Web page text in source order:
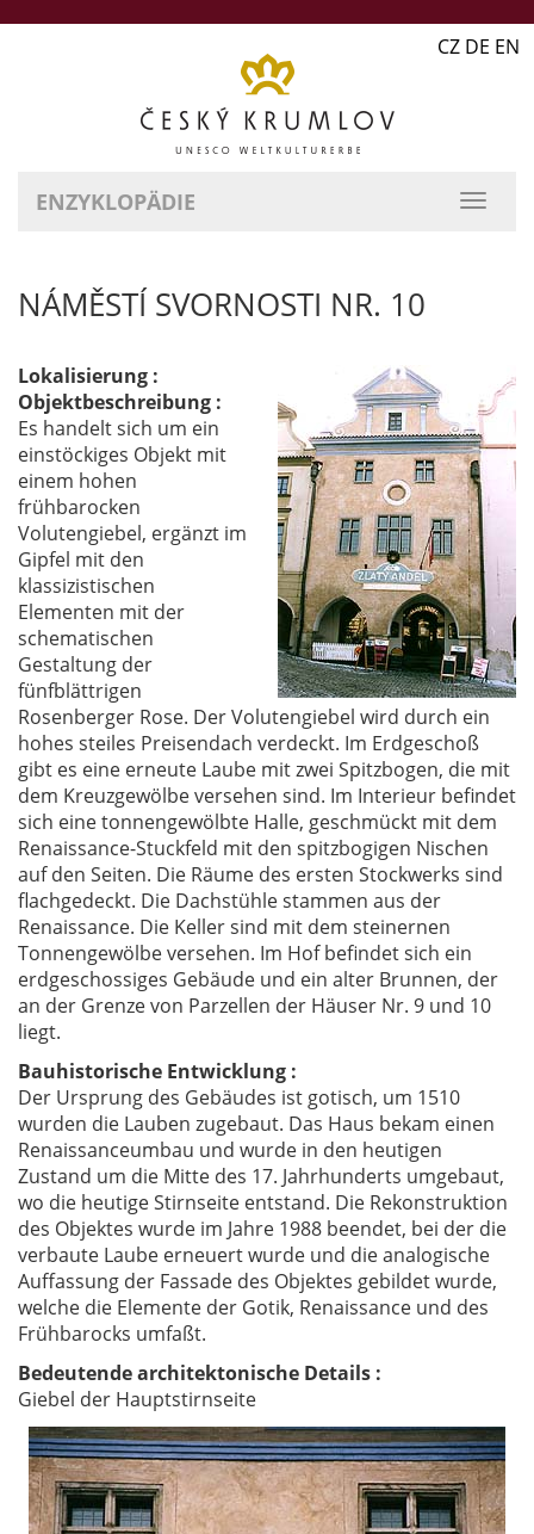
CZ DE EN
ENZYKLOPÄDIE
NÁMĚSTÍ SVORNOSTI NR. 10
Lokalisierung :
Objektbeschreibung :
Es handelt sich um ein
einstöckiges Objekt mit
einem hohen
frühbarocken
Volutengiebel, ergänzt im
Gipfel mit den
klassizistischen
Elementen mit der
schematischen
Gestaltung der
fünfblättrigen
Rosenberger Rose. Der Volutengiebel wird durch ein
hohes steiles Preisendach verdeckt. Im Erdgeschoß
gibt es eine erneute Laube mit zwei Spitzbogen, die mit
dem Kreuzgewölbe versehen sind. Im Interieur befindet
sich eine tonnengewölbte Halle, geschmückt mit dem
Renaissance-Stuckfeld mit den spitzbogigen Nischen
auf den Seiten. Die Räume des ersten Stockwerks sind
flachgedeckt. Die Dachstühle stammen aus der
Renaissance. Die Keller sind mit dem steinernen
Tonnengewölbe versehen. Im Hof befindet sich ein
erdgeschossiges Gebäude und ein alter Brunnen, der
an der Grenze von Parzellen der Häuser Nr. 9 und 10
liegt.
Bauhistorische Entwicklung :
Der Ursprung des Gebäudes ist gotisch, um 1510
wurden die Lauben zugebaut. Das Haus bekam einen
Renaissanceumbau und wurde in den heutigen
Zustand um die Mitte des 17. Jahrhunderts umgebaut,
wo die heutige Stirnseite entstand. Die Rekonstruktion
des Objektes wurde im Jahre 1988 beendet, bei der die
verbaute Laube erneuert wurde und die analogische
Auffassung der Fassade des Objektes gebildet wurde,
welche die Elemente der Gotik, Renaissance und des
Frühbarocks umfaßt.
Bedeutende architektonische Details :
Giebel der Hauptstirnseite